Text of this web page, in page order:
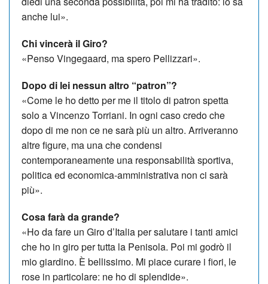
anche lui».
Chi vincerà il Giro?
«Penso Vingegaard, ma spero Pellizzari».
Dopo di lei nessun altro “patron”?
«Come le ho detto per me il titolo di patron spetta
solo a Vincenzo Torriani. In ogni caso credo che
dopo di me non ce ne sarà più un altro. Arriveranno
altre figure, ma una che condensi
contemporaneamente una responsabilità sportiva,
politica ed economica-amministrativa non ci sarà
più».
Cosa farà da grande?
«Ho da fare un Giro d’Italia per salutare i tanti amici
che ho in giro per tutta la Penisola. Poi mi godrò il
mio giardino. È bellissimo. Mi piace curare i fiori, le
rose in particolare: ne ho di splendide».